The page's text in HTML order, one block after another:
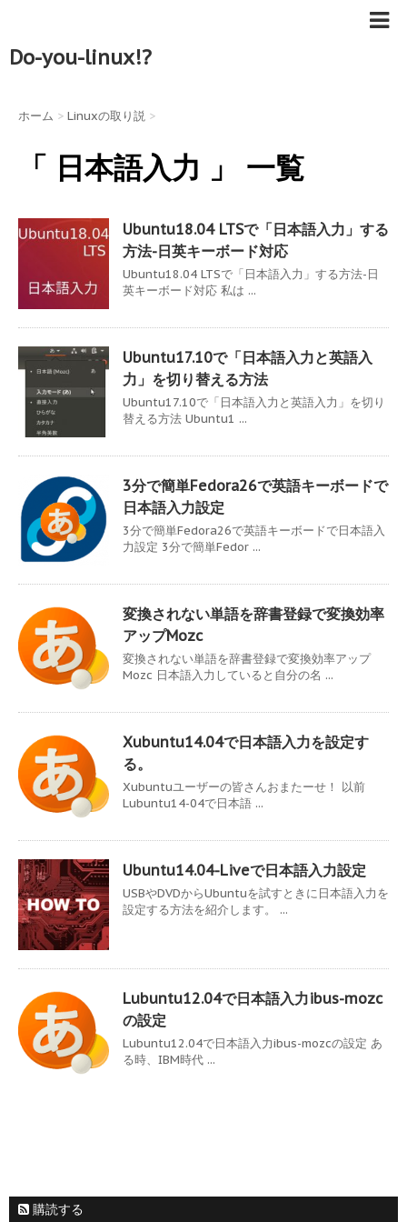
Do-you-linux!?
ホーム > Linuxの取り説 >
「 日本語入力 」 一覧
Ubuntu18.04 LTSで「日本語入力」する
方法-日英キーボード対応
Ubuntu18.04 LTSで「日本語入力」する方法-日
英キーボード対応 私は ...
Ubuntu17.10で「日本語入力と英語入
力」を切り替える方法
Ubuntu17.10で「日本語入力と英語入力」を切り
替える方法 Ubuntu1 ...
3分で簡単Fedora26で英語キーボードで
日本語入力設定
3分で簡単Fedora26で英語キーボードで日本語入
力設定 3分で簡単Fedor ...
変換されない単語を辞書登録で変換効率
アップMozc
変換されない単語を辞書登録で変換効率アップ
Mozc 日本語入力していると自分の名 ...
Xubuntu14.04で日本語入力を設定す
る。
Xubuntuユーザーの皆さんおまたーせ！ 以前
Lubuntu14-04で日本語 ...
Ubuntu14.04-Liveで日本語入力設定
USBやDVDからUbuntuを試すときに日本語入力を
設定する方法を紹介します。 ...
Lubuntu12.04で日本語入力ibus-mozc
の設定
Lubuntu12.04で日本語入力ibus-mozcの設定 あ
る時、IBM時代 ...
購読する